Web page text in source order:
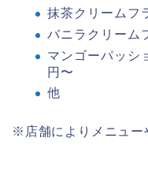
抹茶クリームフ
バニラクリーム
マンゴーパッシ
円〜
他
※店舗によりメニュー